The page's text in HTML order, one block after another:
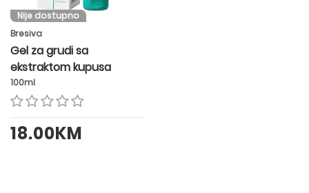
Nije dostupno
Bresiva
Gel za grudi sa
ekstraktom kupusa
100ml
18.00KM